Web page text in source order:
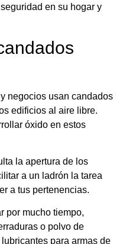
en su hogar y
negocios usan candados
edificios al aire libre.
óxido en estos
la apertura de los
a un ladrón la tarea
a tus pertenencias.
por mucho tiempo,
o polvo de
para armas de